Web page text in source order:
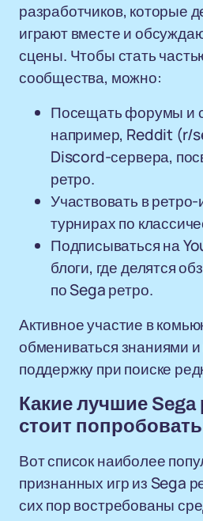
разработчиков, которые
играют вместе и
сцены. Чтобы стать
сообщества, можно:
Посещать форумы и
например, Reddit (r/
Discord-сервера,
ретро.
Участвовать в
турнирах по
Подписываться на
блоги, где делятся
по Sega ретро.
Активное участие в
обмениваться знаниями и
поддержку при поиске
Какие лучшие Sega
стоит
Вот список наиболее
признанных игр из Sega
сих пор востребованы